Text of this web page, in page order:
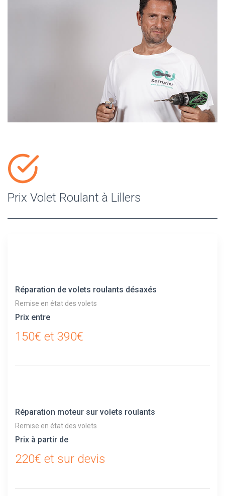
Prix Volet Roulant à Lillers
Réparation de volets roulants désaxés
Remise en état des volets
Prix entre
150€ et 390€
Réparation moteur sur volets roulants
Remise en état des volets
Prix à partir de
220€ et sur devis